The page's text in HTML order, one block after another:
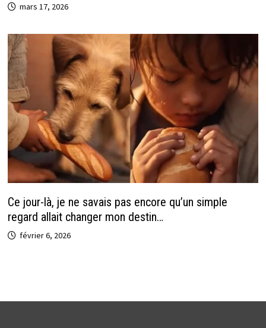
mars 17, 2026
Ce jour-là, je ne savais pas encore qu’un simple
regard allait changer mon destin…
février 6, 2026